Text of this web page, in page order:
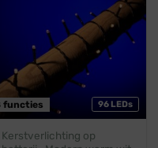
96 LEDs
functies
Kerstverlichting op